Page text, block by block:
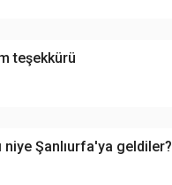
teşekkürü
niye Şanlıurfa'ya geldiler?